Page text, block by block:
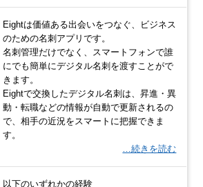
Eightは価値ある出会いをつなぐ、ビジネス
のための名刺アプリです。
名刺管理だけでなく、スマートフォンで誰
にでも簡単にデジタル名刺を渡すことがで
きます。
Eightで交換したデジタル名刺は、昇進・異
動・転職などの情報が自動で更新されるの
で、相手の近況をスマートに把握できま
す。
…続きを読む
以下のいずれかの経験